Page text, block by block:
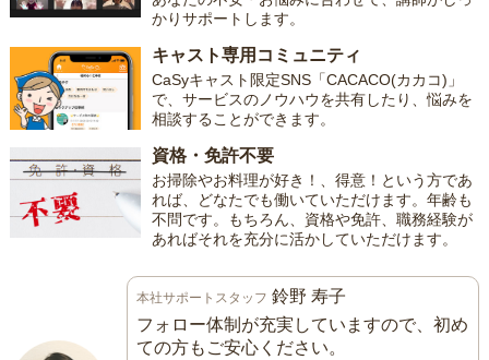
かりサポートします。
キャスト専用コミュニティ
CaSyキャスト限定SNS「CACACO(カカコ)」
で、サービスのノウハウを共有したり、悩みを
相談することができます。
資格・免許不要
お掃除やお料理が好き！、得意！という方であ
れば、どなたでも働いていただけます。年齢も
不問です。もちろん、資格や免許、職務経験が
あればそれを充分に活かしていただけます。
本社サポートスタッフ 鈴野 寿子
フォロー体制が充実していますので、初め
ての方もご安心ください。